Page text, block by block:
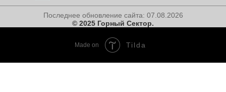
Последнее обновление сайта: 07.08.2026
© 2025 Горный Сектор.
Made on Tilda